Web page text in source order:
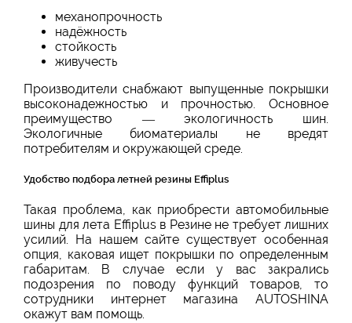
механопрочность
надёжность
стойкость
живучесть
Производители снабжают выпущенные покрышки
высоконадежностью и прочностью. Основное
преимущество — экологичность шин.
Экологичные биоматериалы не вредят
потребителям и окружающей среде.
Удобство подбора летней резины Effiplus
Такая проблема, как приобрести автомобильные
шины для лета Effiplus в Резине не требует лишних
усилий. На нашем сайте существует особенная
опция, каковая ищет покрышки по определенным
габаритам. В случае если у вас закрались
подозрения по поводу функций товаров, то
сотрудники интернет магазина AUTOSHINA
окажут вам помощь.